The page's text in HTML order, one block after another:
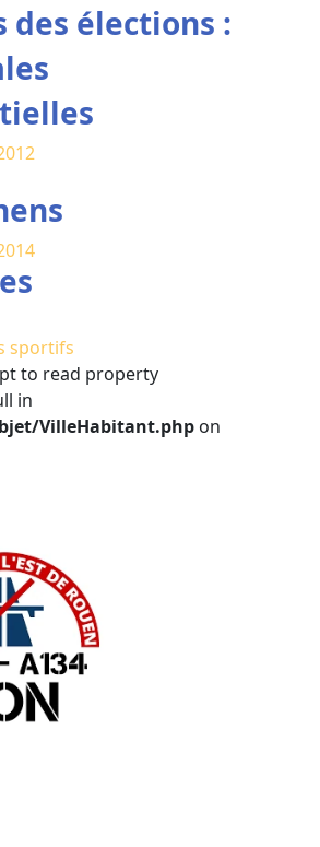
des élections :
sportifs
to read property
in
VilleHabitant.php on